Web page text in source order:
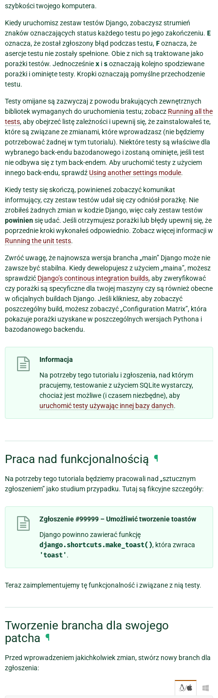
szybkości twojego komputera.
Kiedy uruchomisz zestaw testów Django, zobaczysz strumień
znaków oznaczających status każdego testu po jego zakończeniu. E
oznacza, że został zgłoszony błąd podczas testu, Foznacza, że
asercje testu nie zostały spełnione. Obie z nich są traktowane jako
porażki testów. Jednocześniex i soznaczają kolejno spodziewane
porażki i ominięte testy. Kropki oznaczają pomyślne przechodzenie
testu.
Testy omijane są zazwyczaj z powodu brakujących zewnętrznych
bibliotek wymaganych do uruchomienia testu; zobacz Running all the
tests, aby obejrzeć listę zależności i upewnij się, że zainstalowałeś te,
które są związane ze zmianami, które wprowadzasz (nie będziemy
potrzebować żadnej w tym tutorialu). Niektóre testy są właściwe dla
wybranego back-endu bazodanowego i zostaną ominięte, jeśli test
nie odbywa się z tym back-endem. Aby uruchomić testy z użyciem
innego back-endu, sprawdź Using another settings module.
Kiedy testy się skończą, powinieneś zobaczyć komunikat
informujący, czy zestaw testów udał się czy odniósł porażkę. Nie
zrobiłeś żadnych zmian w kodzie Django, więc cały zestaw testów
powiniensię udać. Jeśli otrzymujesz porażki lub błędy upewnij się, że
poprzednie kroki wykonałeś odpowiednio. Zobacz więcej informacji w
Running the unit tests.
Zwróć uwagę, że najnowsza wersja brancha „main” Django może nie
zawsze być stabilna. Kiedy dewelopujesz z użyciem „maina”, możesz
sprawdzić Django’s continous integration builds, aby zweryfikować
czy porażki są specyficzne dla twojej maszyny czy są również obecne
w oficjalnych buildach Django. Jeśli klikniesz, aby zobaczyć
poszczególny build, możesz zobaczyć „Configuration Matrix”, która
pokazuje porażki uzyskane w poszczególnych wersjach Pythona i
bazodanowego backendu.
Informacja
Na potrzeby tego tutorialu i zgłoszenia, nad którym
pracujemy, testowanie z użyciem SQLite wystarczy,
chociaż jest możliwe (i czasem niezbędne), aby
uruchomić testy używając innej bazy danych.
Praca nad funkcjonalnością ¶
Na potrzeby tego tutoriala będziemy pracowali nad „sztucznym
zgłoszeniem” jako studium przypadku. Tutaj są fikcyjne szczegóły:
Zgłoszenie #99999 – Umożliwić tworzenie toastów
Django powinno zawierać funkcję
django.shortcuts.make_toast(), która zwraca
'toast'.
Teraz zaimplementujemy tę funkcjonalność i związane z nią testy.
Tworzenie brancha dla swojego
patcha ¶
Przed wprowadzeniem jakichkolwiek zmian, stwórz nowy branch dla
zgłoszenia:
/ 